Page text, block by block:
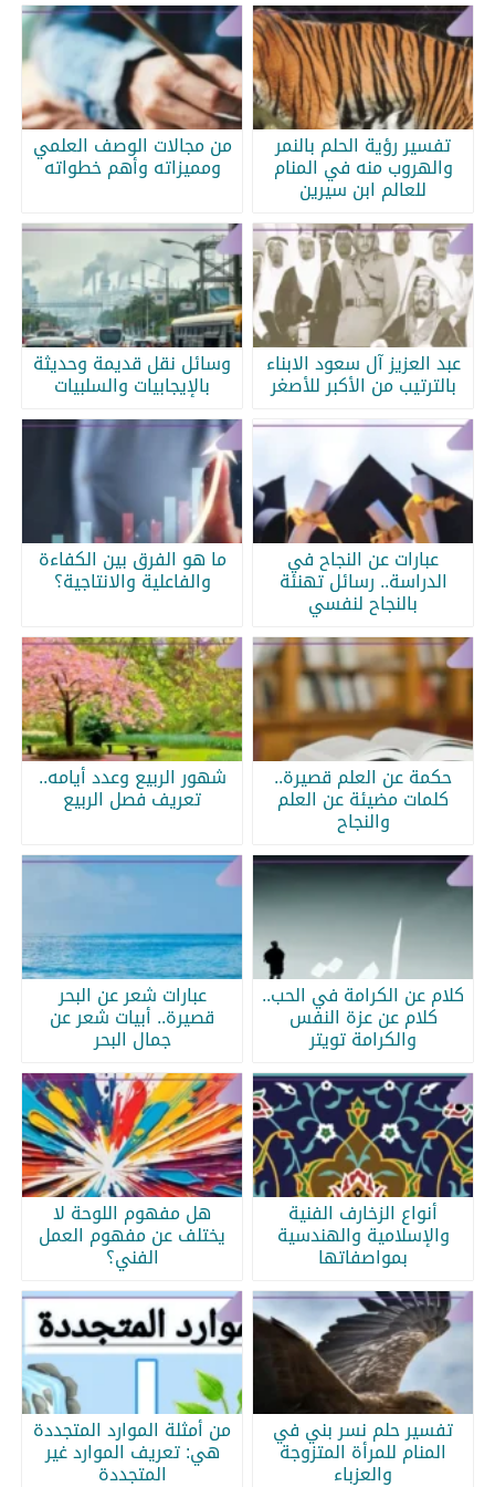
تفسير رؤية الحلم بالنمر
والهروب منه في المنام
للعالم ابن سيرين
من مجالات الوصف العلمي
ومميزاته وأهم خطواته
عبد العزيز آل سعود الابناء
بالترتيب من الأكبر للأصغر
وسائل نقل قديمة وحديثة
بالإيجابيات والسلبيات
عبارات عن النجاح في
الدراسة.. رسائل تهنئة
بالنجاح لنفسي
ما هو الفرق بين الكفاءة
والفاعلية والانتاجية؟
حكمة عن العلم قصيرة..
كلمات مضيئة عن العلم
والنجاح
شهور الربيع وعدد أيامه..
تعريف فصل الربيع
كلام عن الكرامة في الحب..
كلام عن عزة النفس
والكرامة تويتر
عبارات شعر عن البحر
قصيرة.. أبيات شعر عن
جمال البحر
أنواع الزخارف الفنية
والإسلامية والهندسية
بمواصفاتها
هل مفهوم اللوحة لا
يختلف عن مفهوم العمل
الفني؟
تفسير حلم نسر بني في
المنام للمرأة المتزوجة
والعزباء
من أمثلة الموارد المتجددة
هي: تعريف الموارد غير
المتجددة